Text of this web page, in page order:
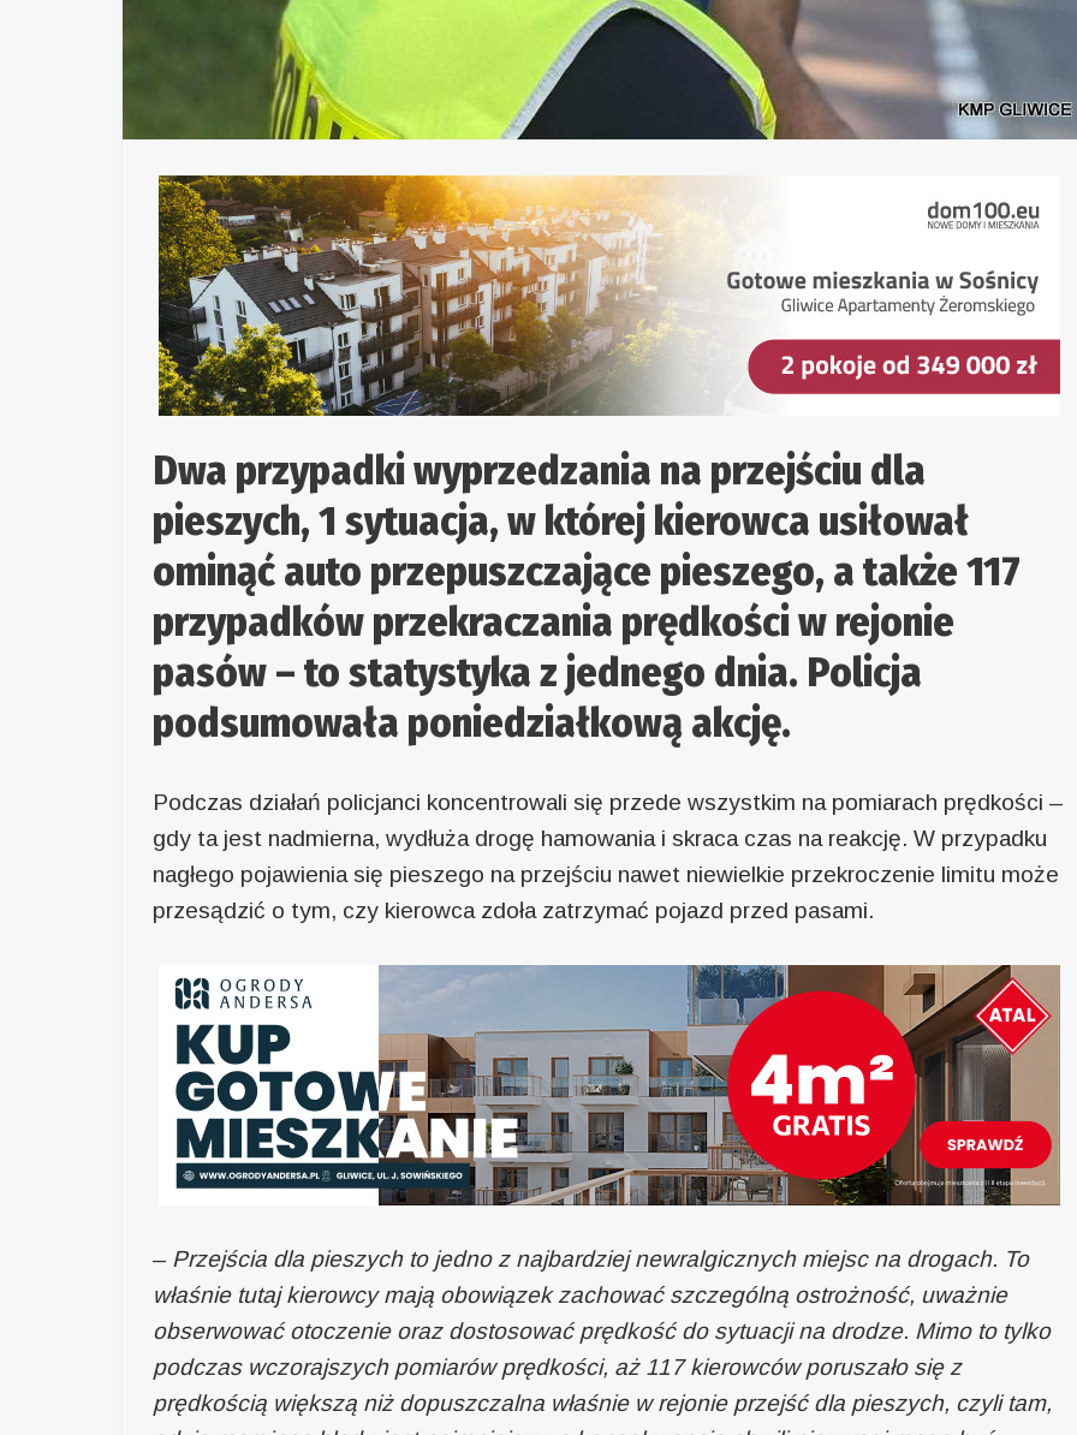
Dwa przypadki wyprzedzania na przejściu dla
pieszych, 1 sytuacja, w której kierowca usiłował
ominąć auto przepuszczające pieszego, a także 117
przypadków przekraczania prędkości w rejonie
pasów – to statystyka z jednego dnia. Policja
podsumowała poniedziałkową akcję.
Podczas działań policjanci koncentrowali się przede wszystkim na pomiarach prędkości –
gdy ta jest nadmierna, wydłuża drogę hamowania i skraca czas na reakcję. W przypadku
nagłego pojawienia się pieszego na przejściu nawet niewielkie przekroczenie limitu może
przesądzić o tym, czy kierowca zdoła zatrzymać pojazd przed pasami.
– Przejścia dla pieszych to jedno z najbardziej newralgicznych miejsc na drogach. To
właśnie tutaj kierowcy mają obowiązek zachować szczególną ostrożność, uważnie
obserwować otoczenie oraz dostosować prędkość do sytuacji na drodze. Mimo to tylko
podczas wczorajszych pomiarów prędkości, aż 117 kierowców poruszało się z
prędkością większą niż dopuszczalna właśnie w rejonie przejść dla pieszych, czyli tam,